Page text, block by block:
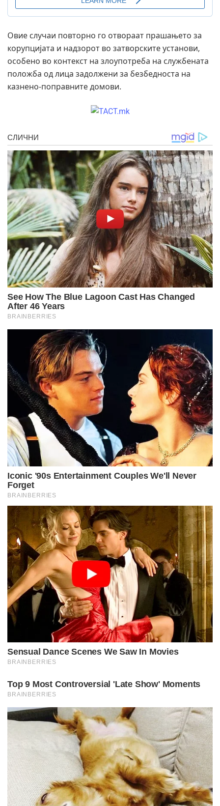
Овие случаи повторно го отвораат прашањето за
корупцијата и надзорот во затворските установи,
особено во контекст на злоупотреба на службената
положба од лица задолжени за безбедноста на
казнено-поправните домови.